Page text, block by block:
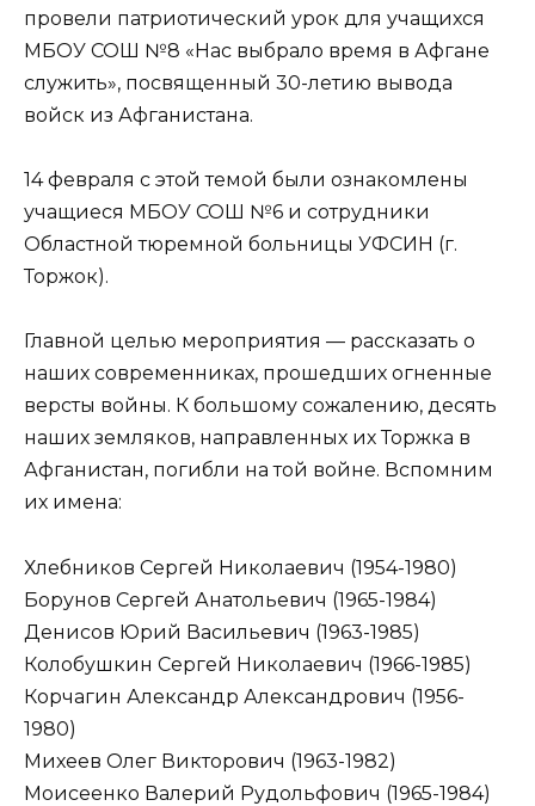
провели патриотический урок для учащихся
МБОУ СОШ №8 «Нас выбрало время в Афгане
служить», посвященный 30-летию вывода
войск из Афганистана.
14 февраля с этой темой были ознакомлены
учащиеся МБОУ СОШ №6 и сотрудники
Областной тюремной больницы УФСИН (г.
Торжок).
Главной целью мероприятия — рассказать о
наших современниках, прошедших огненные
версты войны. К большому сожалению, десять
наших земляков, направленных их Торжка в
Афганистан, погибли на той войне. Вспомним
их имена:
Хлебников Сергей Николаевич (1954-1980)
Борунов Сергей Анатольевич (1965-1984)
Денисов Юрий Васильевич (1963-1985)
Колобушкин Сергей Николаевич (1966-1985)
Корчагин Александр Александрович (1956-
1980)
Михеев Олег Викторович (1963-1982)
Моисеенко Валерий Рудольфович (1965-1984)